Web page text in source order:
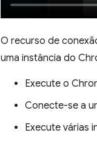
O recurso de
uma instância do
Execute o
Conecte-se a
Execute várias